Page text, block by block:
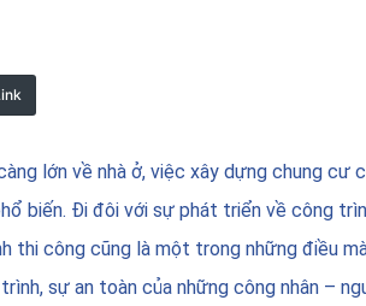
lớn về nhà ở, việc xây dựng chung cư
biến. Đi đôi với sự phát triển về công
thi công cũng là một trong những điều
sự an toàn của những công nhân –